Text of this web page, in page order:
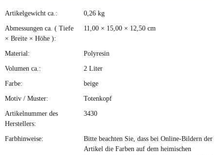
Produkteigenschaft
Wert
Artikelgewicht ca.: 0,26 kg
Abmessungen ca. ( Tiefe
× Breite × Höhe ):
11,00 × 15,00 × 12,50 cm
Material: Polyresin
Volumen ca.: 2 Liter
Farbe: beige
Motiv / Muster: Totenkopf
Artikelnummer des
Herstellers:
3430
Farbhinweise:
Bitte beachten Sie, dass bei Online-Bildern der
Artikel die Farben auf dem heimischen